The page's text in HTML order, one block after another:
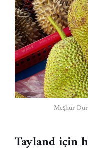
Meşhur
Tayland için